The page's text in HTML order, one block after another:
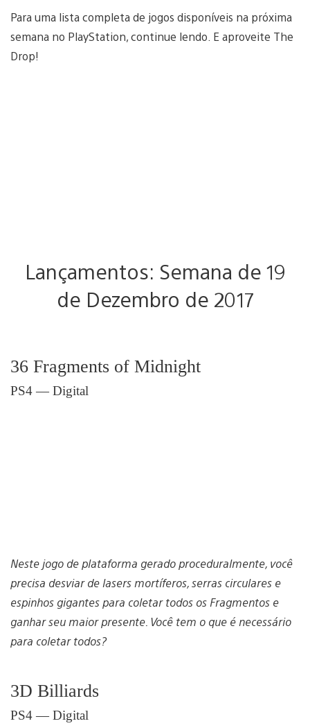
Para uma lista completa de jogos disponíveis na próxima
semana no PlayStation, continue lendo. E aproveite The
Drop!
Lançamentos: Semana de 19
de Dezembro de 2017
36 Fragments of Midnight
PS4 — Digital
Neste jogo de plataforma gerado proceduralmente, você
precisa desviar de lasers mortíferos, serras circulares e
espinhos gigantes para coletar todos os Fragmentos e
ganhar seu maior presente. Você tem o que é necessário
para coletar todos?
3D Billiards
PS4 — Digital